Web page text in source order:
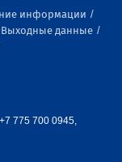
информации
Выходные данные
775 700 0945,